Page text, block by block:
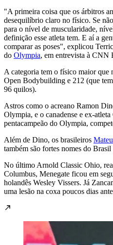
"A primeira coisa que os árbitros
desequilíbrio claro no físico. Se
para o nível de muscularidade,
definição esse atleta tem. E aí a
comparar as poses", explicou
do Olympia, em entrevista à CNN
A categoria tem o físico maior que
Open Bodybuilding e 212 (que
96 quilos).
Astros como o acreano Ramon
Olympia, e o canadense e ex-
pentacampeão do Olympia,
Além de Dino, os brasileiros
também são fortes nomes do Brasil
No último Arnold Classic Ohio,
Columbus, Menegate ficou em
holandês Wesley Vissers. Já
uma lesão na coxa poucos dias